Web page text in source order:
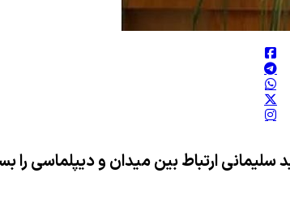
ارتباط بین میدان و دیپلماسی را